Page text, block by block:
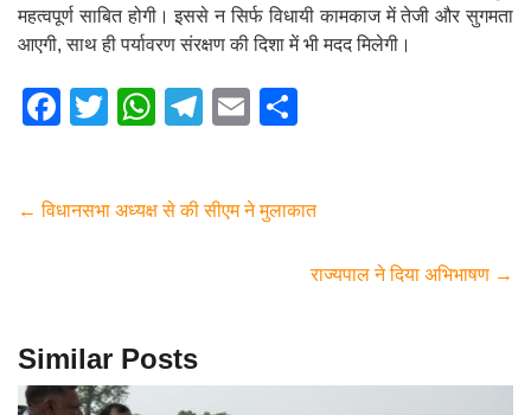
महत्वपूर्ण साबित होगी। इससे न सिर्फ विधायी कामकाज में तेजी और सुगमता
आएगी, साथ ही पर्यावरण संरक्षण की दिशा में भी मदद मिलेगी।
F
e
k
T
er
W
s
T
gr
E
e
← विधानसभा अध्यक्ष से की सीएम ने मुलाकात
राज्यपाल ने दिया अभिभाषण →
Similar Posts